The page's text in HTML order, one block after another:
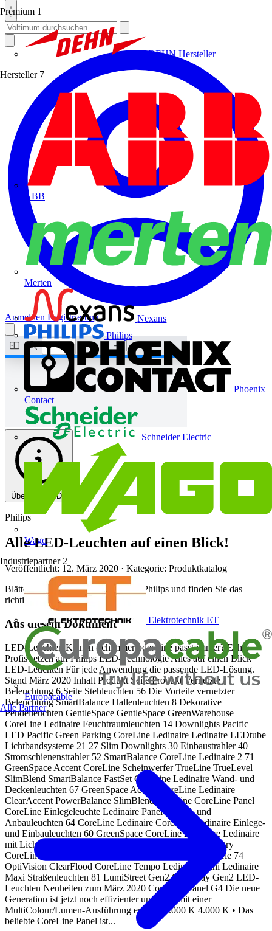
Premium 1
DEHN Hersteller
Hersteller 7
ABB
Merten
Nexans
Philips
Phoenix
Contact
Schneider Electric
Wago
Industriepartner 2
Elektrotechnik ET
Europacable
Alle Partner
Anmelden Registrierung
Über diese PDF
Philips
Alle LED-Leuchten auf einen Blick!
Veröffentlicht: 12. März 2020 · Kategorie: Produktkatalog
Blättern Sie durch den Katalog von Philips und finden Sie das
richtige Produkt.
Aus diesem Dokument
LED-Leuchten Keinen Schimmer oder eine passt immer? Echte
Profis setzen auf Philips LED-Technologie Alles auf einen Blick
LED-Leuchten Für jede Anwendung die passende LED-Lösung.
Stand März 2020 Inhalt Produkt Seite Produkt Vernetzte
Beleuchtung 6 Seite Stehleuchten 56 Die Vorteile vernetzter
Beleuchtung SmartBalance Hallenleuchten 8 Dekorative
Pendelleuchten GentleSpace GentleSpace GreenWarehouse
CoreLine Ledinaire Feuchtraumleuchten 14 Downlights Pacific
LED Pacific Green Parking CoreLine Ledinaire Ledinaire LEDtube
Lichtbandsysteme 21 27 Slim Downlights 30 Einbaustrahler 40
Stromschienenstrahler 52 SmartBalance CoreLine Ledinaire 2 71
GreenSpace Accent CoreLine Scheinwerfer TrueLine TrueLevel
SlimBlend SmartBalance FastSet CoreLine Ledinaire Wand- und
Deckenleuchten 67 GreenSpace Accent CoreLine Ledinaire
ClearAccent PowerBalance SlimBlend TrueLine CoreLine Panel
CoreLine Einlegeleuchte Ledinaire Panel Pendel- und
Anbauleuchten 64 CoreLine Ledinaire CoreLine Ledinaire Einlege-
und Einbauleuchten 60 GreenSpace CoreLine Ledinaire Ledinaire
mit Lichtfarben-Schalte Maxos fusion Maxos LED Industry
CoreLine Lichtleisten 58 CustomCreate BA Serie SC Serie 74
OptiVision ClearFlood CoreLine Tempo Ledinaire Mini Ledinaire
Maxi Straßenleuchten 81 LumiStreet Gen2 ClearWay Gen2 LED-
Leuchten Neuheiten zum März 2020 CoreLine Panel G4 Die neue
Generation ist jetzt noch effizienter und wird mit einer
MultiColour/Lumen-Ausführung ergänzt 3.000 K 4.000 K • Das
beliebte CoreLine Panel ist...